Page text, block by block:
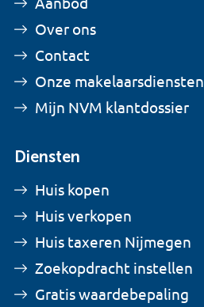
Over ons
Contact
Onze makelaarsdiensten
Mijn NVM klantdossier
Diensten
Huis kopen
Huis verkopen
Huis taxeren Nijmegen
Zoekopdracht instellen
Gratis waardebepaling